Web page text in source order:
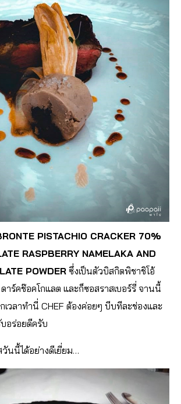
PISTACHIO CRACKER 70%
RASPBERRY NAMELAKA AND
POWDERซึ่งเป็นตัวบิสกิตพิชาชิโอ้
าร์คช๊อคโกแลต และก็ซอสราสเบอร์รี่ จานนี้
วลาทำนี่ CHEF ต้องค่อยๆ บีบทีละช่องและ
อร่อยดีครับ
วันนี้ได้อย่างดีเยี่ยม…